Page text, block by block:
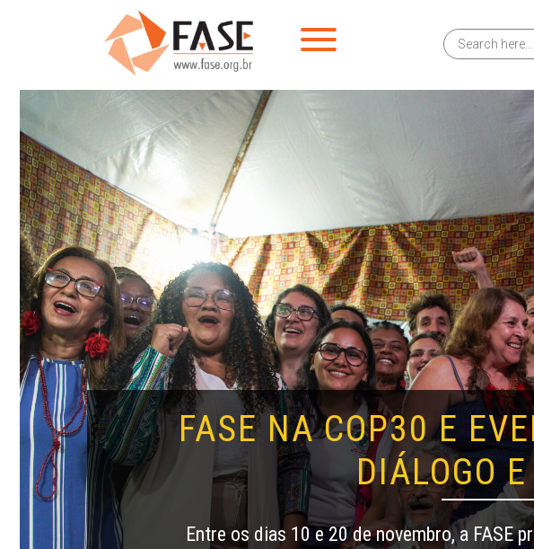
Search
for:
FASE NA COP30 E
DIÁLOGO
Entre os dias 10 e 20 de novembro, a FASE